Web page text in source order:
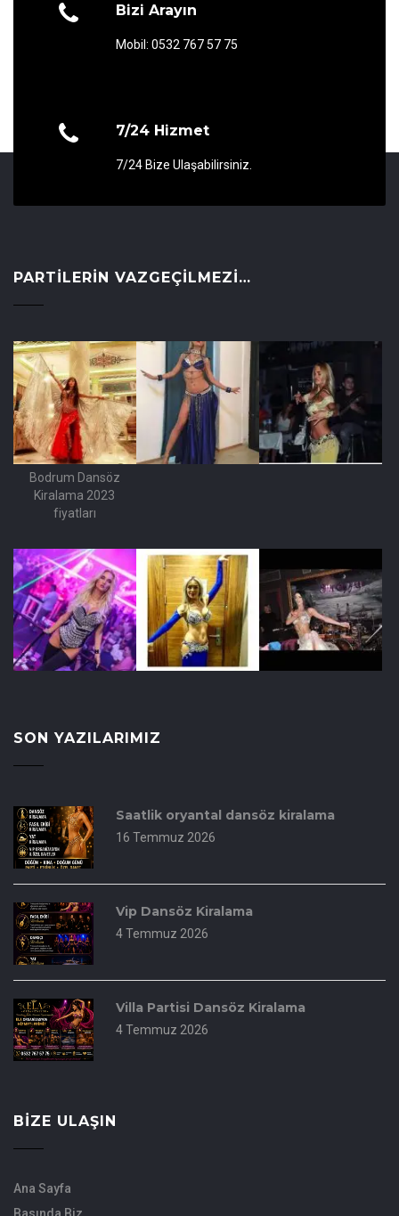
Bizi Arayın
Mobil: 0532 767 57 75
7/24 Hizmet
7/24 Bize Ulaşabilirsiniz.
PARTILERIN VAZGEÇILMEZI…
Bodrum Dansöz
Kiralama 2023
fiyatları
SON YAZILARIMIZ
Saatlik oryantal dansöz kiralama
16 Temmuz 2026
Vip Dansöz Kiralama
4 Temmuz 2026
Villa Partisi Dansöz Kiralama
4 Temmuz 2026
BIZE ULAŞIN
Ana Sayfa